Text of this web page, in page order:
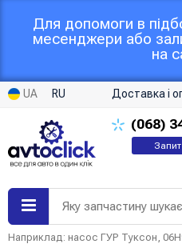
Для допомоги в
месенджери або
на
UA RU Доставка і
(068)
Яку запчастину
Наприклад: насос ГУР Туксон,